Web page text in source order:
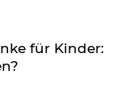
für Kinder: